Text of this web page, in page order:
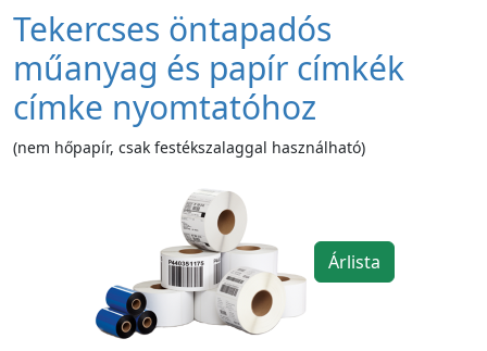
Tekercses öntapadós
műanyag és papír címkék
címke nyomtatóhoz
(nem hőpapír, csak festékszalaggal használható)
Árlista